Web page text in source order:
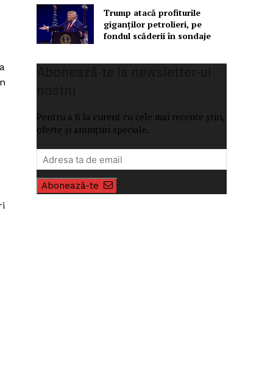
Trump atacă profiturile
giganților petrolieri, pe
fondul scăderii în sondaje
Pentru a fi la curent cu cele mai recente știri,
oferte și anunțuri speciale.
Abonează-te